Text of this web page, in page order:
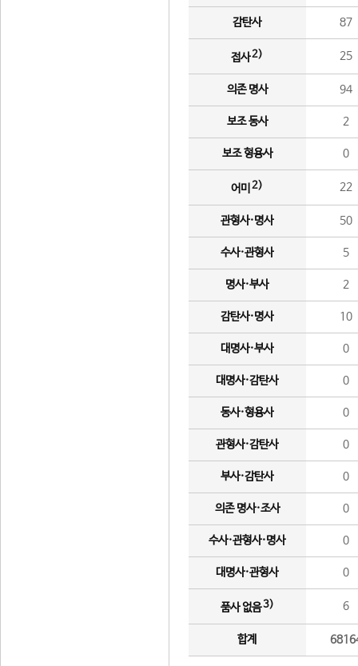
감탄사 87
접사2) 25
의존 명사 94
보조 동사 2
보조 형용사 0
어미 2) 22
관형사·명사 50
수사·관형사 5
명사·부사 2
감탄사·명사 10
대명사·부사 0
대명사·감탄사 0
동사·형용사 0
관형사·감탄사 0
부사·감탄사 0
의존 명사·조사 0
수사·관형사·명사 0
대명사·관형사 0
품사 없음3) 6
합계